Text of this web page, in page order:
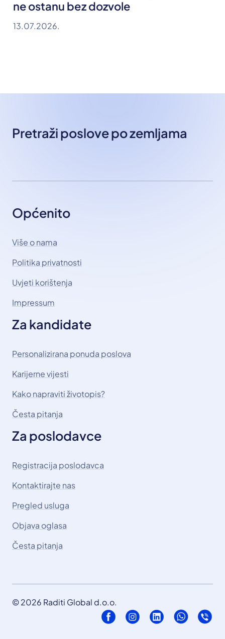
ne ostanu bez dozvole
13.07.2026.
Pretraži poslove po zemljama
Općenito
Više o nama
Politika privatnosti
Uvjeti korištenja
Impressum
Za kandidate
Personalizirana ponuda poslova
Karijerne vijesti
Kako napraviti životopis?
Česta pitanja
Za poslodavce
Registracija poslodavca
Kontaktirajte nas
Pregled usluga
Objava oglasa
Česta pitanja
© 2026 Raditi Global d.o.o.